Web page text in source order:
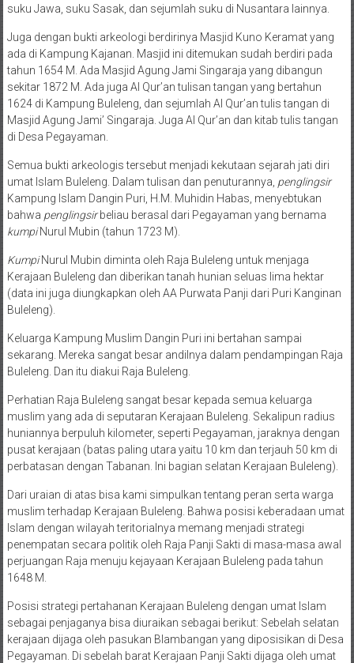
suku Jawa, suku Sasak, dan sejumlah suku di Nusantara lainnya.
Juga dengan bukti arkeologi berdirinya Masjid Kuno Keramat yang
ada di Kampung Kajanan. Masjid ini ditemukan sudah berdiri pada
tahun 1654 M. Ada Masjid Agung Jami Singaraja yang dibangun
sekitar 1872 M. Ada juga Al Qur’an tulisan tangan yang bertahun
1624 di Kampung Buleleng, dan sejumlah Al Qur’an tulis tangan di
Masjid Agung Jami’ Singaraja. Juga Al Qur’an dan kitab tulis tangan
di Desa Pegayaman.
Semua bukti arkeologis tersebut menjadi kekutaan sejarah jati diri
umat Islam Buleleng. Dalam tulisan dan penuturannya, penglingsir
Kampung Islam Dangin Puri, H.M. Muhidin Habas, menyebtukan
bahwa penglingsirbeliau berasal dari Pegayaman yang bernama
kumpiNurul Mubin (tahun 1723 M).
KumpiNurul Mubin diminta oleh Raja Buleleng untuk menjaga
Kerajaan Buleleng dan diberikan tanah hunian seluas lima hektar
(data ini juga diungkapkan oleh AA Purwata Panji dari Puri Kanginan
Buleleng).
Keluarga Kampung Muslim Dangin Puri ini bertahan sampai
sekarang. Mereka sangat besar andilnya dalam pendampingan Raja
Buleleng. Dan itu diakui Raja Buleleng.
Perhatian Raja Buleleng sangat besar kepada semua keluarga
muslim yang ada di seputaran Kerajaan Buleleng. Sekalipun radius
huniannya berpuluh kilometer, seperti Pegayaman, jaraknya dengan
pusat kerajaan (batas paling utara yaitu 10 km dan terjauh 50 km di
perbatasan dengan Tabanan. Ini bagian selatan Kerajaan Buleleng).
Dari uraian di atas bisa kami simpulkan tentang peran serta warga
muslim terhadap Kerajaan Buleleng. Bahwa posisi keberadaan umat
Islam dengan wilayah teritorialnya memang menjadi strategi
penempatan secara politik oleh Raja Panji Sakti di masa-masa awal
perjuangan Raja menuju kejayaan Kerajaan Buleleng pada tahun
1648 M.
Posisi strategi pertahanan Kerajaan Buleleng dengan umat Islam
sebagai penjaganya bisa diuraikan sebagai berikut: Sebelah selatan
kerajaan dijaga oleh pasukan Blambangan yang diposisikan di Desa
Pegayaman. Di sebelah barat Kerajaan Panji Sakti dijaga oleh umat